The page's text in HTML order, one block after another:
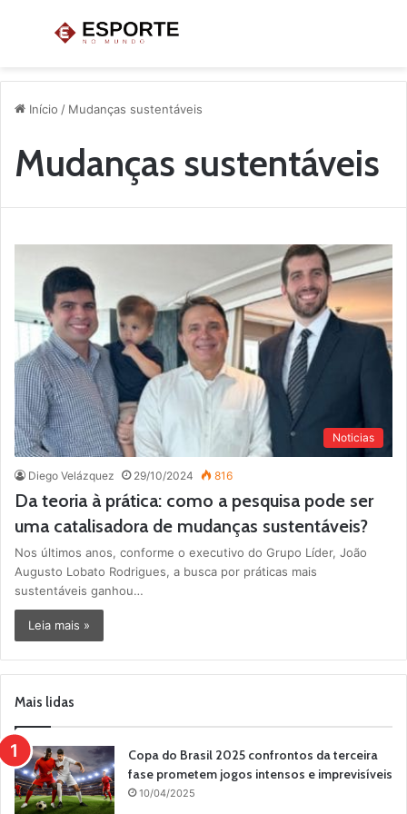
Menu
Início / Mudanças sustentáveis
Mudanças sustentáveis
Noticias
Diego Velázquez 29/10/2024 816
Da teoria à prática: como a pesquisa pode ser
uma catalisadora de mudanças sustentáveis?
Nos últimos anos, conforme o executivo do Grupo Líder, João
Augusto Lobato Rodrigues, a busca por práticas mais
sustentáveis ganhou…
Leia mais »
Mais lidas
Copa do Brasil 2025 confrontos da terceira
fase prometem jogos intensos e imprevisíveis
10/04/2025